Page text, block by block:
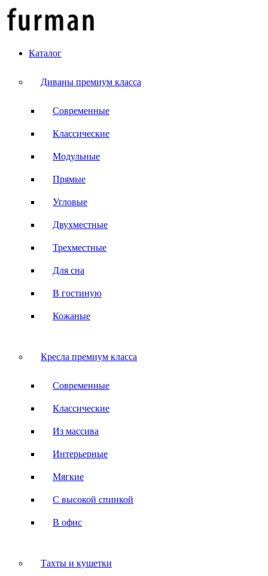
Каталог
Диваны премиум класса
Современные
Классические
Модульные
Прямые
Угловые
Двухместные
Трехместные
Для сна
В гостиную
Кожаные
Кресла премиум класса
Современные
Классические
Из массива
Интерьерные
Мягкие
С высокой спинкой
В офис
Тахты и кушетки